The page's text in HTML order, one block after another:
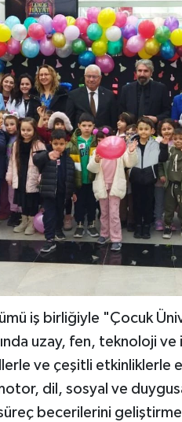
iş birliğiyle "Çocuk
uzay, fen, teknoloji ve
ve çeşitli etkinliklerle
dil, sosyal ve
becerilerini